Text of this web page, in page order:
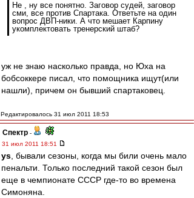
Не , ну все понятно. Заговор судей, заговор
сми, все против Спартака. Ответьте на один
вопрос ДВП-ники. А что мешает Карпину
укомплектовать тренерский штаб?
уж не знаю насколько правда, но Юха на
бобсоккере писал, что помощника ищут(или
нашли), причем он бывший спартаковец.
Редактировалось 31 июл 2011 18:53
Спектр -
31 июл 2011 18:51
ys , бывали сезоны, когда мы били очень мало
пенальти. Только последний такой сезон был
еще в чемпионате СССР где-то во времена
Симоняна.